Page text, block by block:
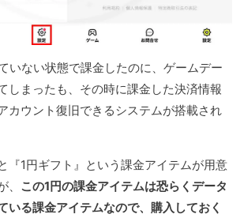
いない状態で課金したのに、ゲームデー
しまったも、その時に課金した決済情報
カウント復旧できるシステムが搭載され
『1円ギフト』という課金アイテムが用意
この1円の課金アイテムは恐らくデータ
いる課金アイテムなので、購入しておく